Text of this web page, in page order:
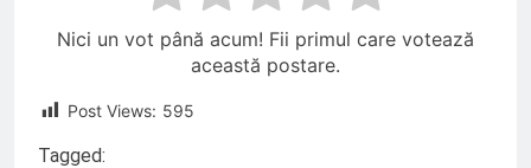
Nici un vot până acum! Fii primul care votează
această postare.
Post Views: 595
Tagged: